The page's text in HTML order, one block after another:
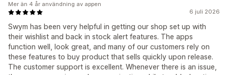
6 juli 2026
Swym has been very helpful in getting our shop set up with
their wishlist and back in stock alert features. The apps
function well, look great, and many of our customers rely on
these features to buy product that sells quickly upon release.
The customer support is excellent. Whenever there is an issue,
Mer än 4 år användning av appen